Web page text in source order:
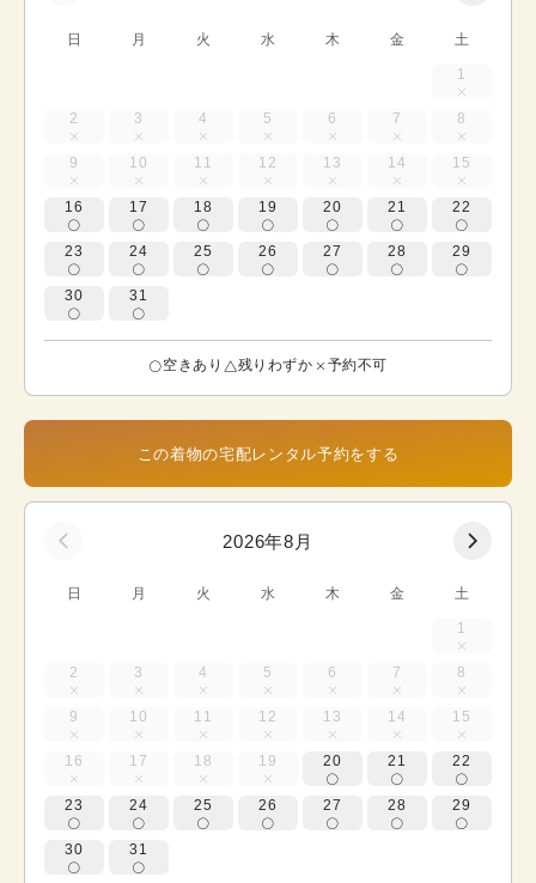
日 月 火 水 木 金 土
1
2 3 4 5 6 7 8
9 10 11 12 13 14 15
16 17 18 19 20 21 22
23 24 25 26 27 28 29
30 31
空きあり 残りわずか 予約不可
この着物の宅配レンタル予約をする
2026年8月
日 月 火 水 木 金 土
1
2 3 4 5 6 7 8
9 10 11 12 13 14 15
16 17 18 19 20 21 22
23 24 25 26 27 28 29
30 31